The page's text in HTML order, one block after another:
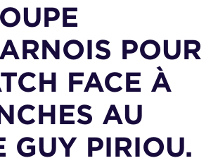
POUR
FACE À
AU
GUY PIRIOU.